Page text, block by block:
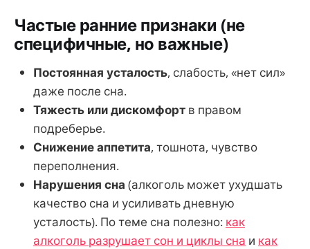
Частые ранние признаки (не
специфичные, но важные)
Постоянная усталость, слабость, «нет сил»
даже после сна.
Тяжесть или дискомфорт в правом
подреберье.
Снижение аппетита, тошнота, чувство
переполнения.
Нарушения сна (алкоголь может ухудшать
качество сна и усиливать дневную
усталость). По теме сна полезно: как
алкоголь разрушает сон и циклы сна и как